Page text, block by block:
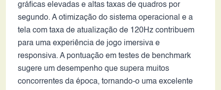
gráficas elevadas e altas taxas de quadros por
segundo. A otimização do sistema operacional e a
tela com taxa de atualização de 120Hz contribuem
para uma experiência de jogo imersiva e
responsiva. A pontuação em testes de benchmark
sugere um desempenho que supera muitos
concorrentes da época, tornando-o uma excelente